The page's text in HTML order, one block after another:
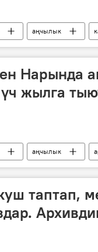
аңчылык
Нарында
жылга
аңчылык
таптап,